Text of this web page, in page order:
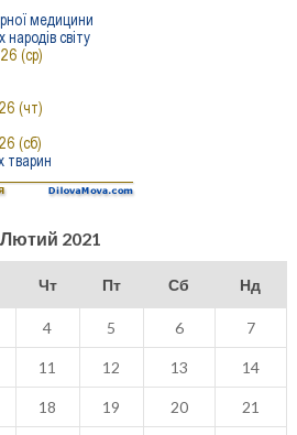
Лютий 2021
Чт Пт Сб Нд
4 5 6 7
11 12 13 14
18 19 20 21